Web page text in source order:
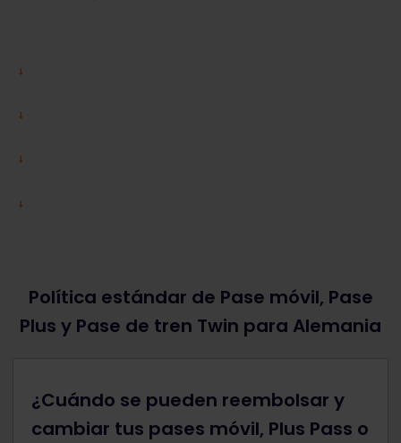
Política estándar de Pase móvil, Pase
Plus y Pase de tren Twin para Alemania
¿Cuándo se pueden reembolsar y
cambiar tus pases móvil, Plus Pass o